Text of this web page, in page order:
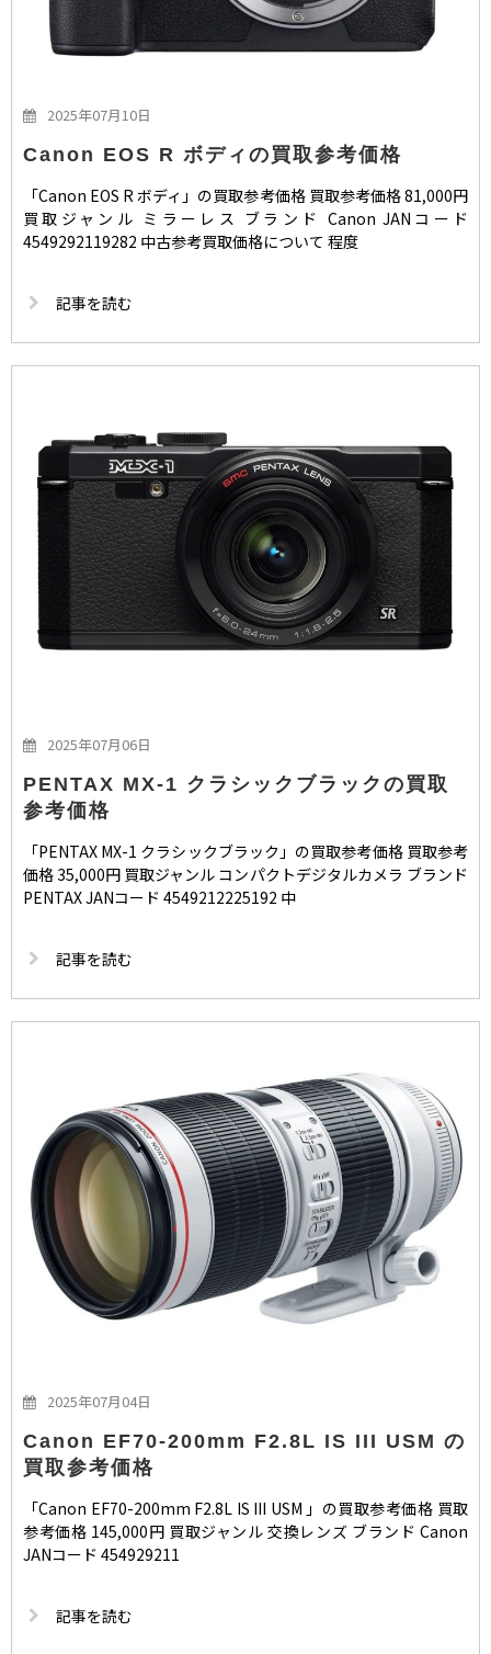
2025年07月10日
Canon EOS R ボディの買取参考価格
「Canon EOS R ボディ」の買取参考価格 買取参考価格 81,000円
買取ジャンル ミラーレス ブランド Canon JANコード
4549292119282 中古参考買取価格について 程度
記事を読む
2025年07月06日
PENTAX MX-1 クラシックブラックの買取
参考価格
「PENTAX MX-1 クラシックブラック」の買取参考価格 買取参考
価格 35,000円 買取ジャンル コンパクトデジタルカメラ ブランド
PENTAX JANコード 4549212225192 中
記事を読む
2025年07月04日
Canon EF70-200mm F2.8L IS III USM の
買取参考価格
「Canon EF70-200mm F2.8L IS III USM 」の買取参考価格 買取
参考価格 145,000円 買取ジャンル 交換レンズ ブランド Canon
JANコード 454929211
記事を読む